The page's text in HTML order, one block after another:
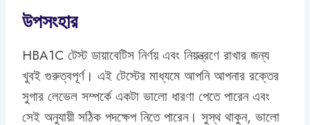
উপসংহার
HBA1C টেস্ট ডায়াবেটিস নির্ণয় এবং নিয়ন্ত্রণে রাখার জন্য
খুবই গুরুত্বপূর্ণ। এই টেস্টের মাধ্যমে আপনি আপনার রক্তের
সুগার লেভেল সম্পর্কে একটা ভালো ধারণা পেতে পারেন এবং
সেই অনুযায়ী সঠিক পদক্ষেপ নিতে পারেন। সুস্থ থাকুন, ভালো